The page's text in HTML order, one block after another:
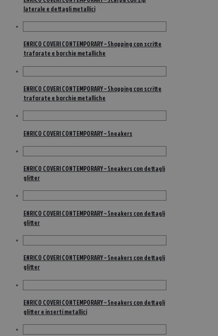
laterale e dettagli metallici
ENRICO COVERI CONTEMPORARY – Shopping con scritte
traforate e borchie metalliche
ENRICO COVERI CONTEMPORARY – Shopping con scritte
traforate e borchie metalliche
ENRICO COVERI CONTEMPORARY – Sneakers
ENRICO COVERI CONTEMPORARY – Sneakers con dettagli
glitter
ENRICO COVERI CONTEMPORARY – Sneakers con dettagli
glitter
ENRICO COVERI CONTEMPORARY – Sneakers con dettagli
glitter
ENRICO COVERI CONTEMPORARY – Sneakers con dettagli
glitter e inserti metallici